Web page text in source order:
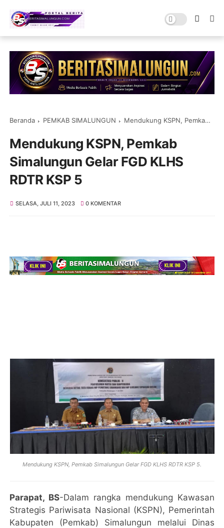
Beranda PEMKAB SIMALUNGUN Mendukung KSPN, Pemkab Simalungun Gelar FGD KLHS RDTR KSP 5
Mendukung KSPN, Pemkab
Simalungun Gelar FGD KLHS
RDTR KSP 5
SELASA, JULI 11, 2023 0 KOMENTAR
Mendukung KSPN, Pemkab Simalungun Gelar FGD KLHS RDTR KSP 5.
Parapat, BS-Dalam rangka mendukung Kawasan
Strategis Pariwisata Nasional (KSPN), Pemerintah
Kabupaten (Pemkab) Simalungun melalui Dinas